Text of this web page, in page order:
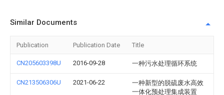
Similar Documents
Publication Publication Date Title
CN205603398U 2016-09-28 一种污水处理循环系统
CN213506306U 2021-06-22
一种新型的脱硫废水高效
一体化预处理集成装置